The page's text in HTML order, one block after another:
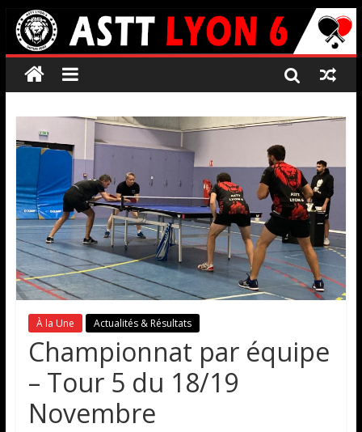
À la Une Actualités & Résultats
Championnat par équipe
– Tour 5 du 18/19
Novembre